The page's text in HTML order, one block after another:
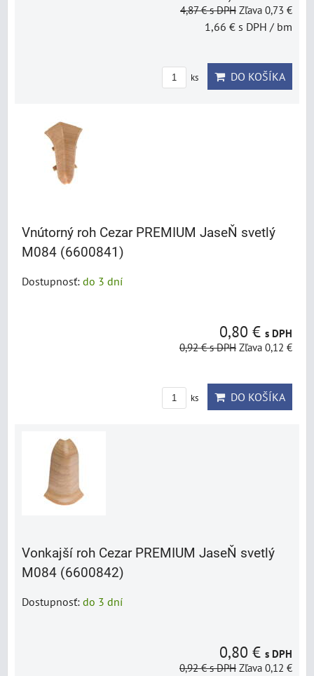
4,87 €s DPH Zľava 0,73 €
1,66 € s DPH / bm
ks DO KOŠÍKA
Vnútorný roh Cezar PREMIUM JaseŇ svetlý
M084 (6600841)
Dostupnosť: do 3 dní
0,80 € s DPH
0,92 €s DPH Zľava 0,12 €
ks DO KOŠÍKA
Vonkajší roh Cezar PREMIUM JaseŇ svetlý
M084 (6600842)
Dostupnosť: do 3 dní
0,80 € s DPH
0,92 €s DPH Zľava 0,12 €